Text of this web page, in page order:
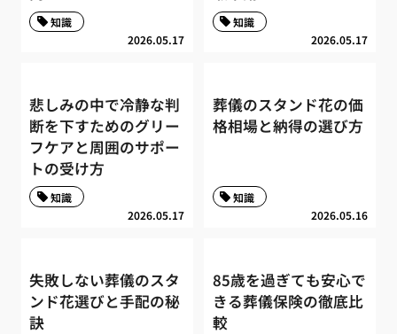
2026.05.17
知識
2026.05.17
知識
悲しみの中で冷静な判
断を下すためのグリー
フケアと周囲のサポー
トの受け方
2026.05.17
知識
葬儀のスタンド花の価
格相場と納得の選び方
2026.05.16
知識
失敗しない葬儀のスタ
ンド花選びと手配の秘
訣
85歳を過ぎても安心で
きる葬儀保険の徹底比
較